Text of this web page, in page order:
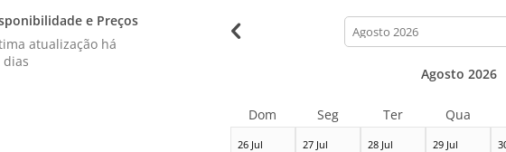
e Preços
atualização há
dias
calendar-
month
26 Jul 27 Jul 28 Jul 29 Jul
Agosto 2026
Dom Seg Ter Qua